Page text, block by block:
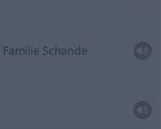
Familie Schande